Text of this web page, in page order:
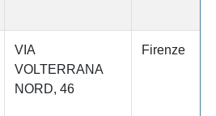
VIA
VOLTERRANA
NORD, 46
Firenze